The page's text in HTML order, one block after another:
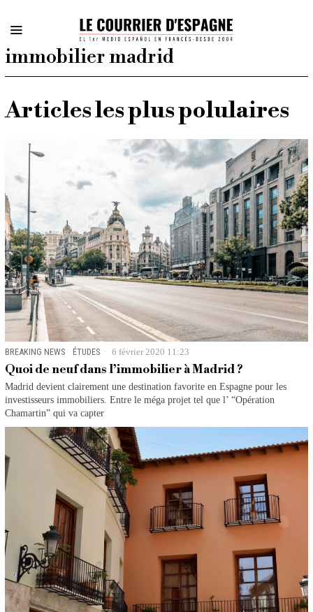
immobilier madrid
Articles les plus polulaires
BREAKING NEWS · ÉTUDES 6 février 2020 11:23
Quoi de neuf dans l’immobilier à Madrid ?
Madrid devient clairement une destination favorite en Espagne pour les
investisseurs immobiliers. Entre le méga projet tel que l’ “Opération
Chamartin” qui va capter